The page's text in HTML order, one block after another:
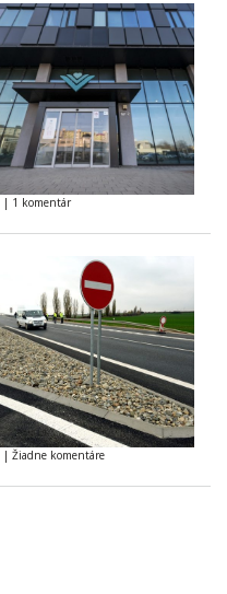
| 1 komentár
| Žiadne komentáre